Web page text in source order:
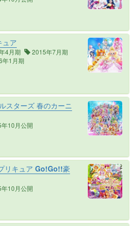
ュア
4月期
2015年7月期
年1月期
スターズ 春のカーニ
10月公開
リキュア Go!Go!!豪
10月公開